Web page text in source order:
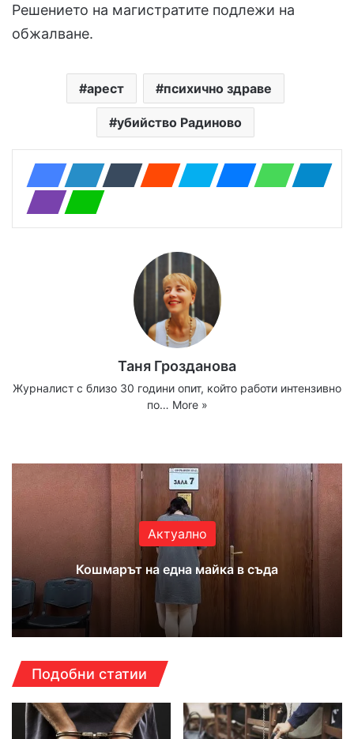
Решението на магистратите подлежи на
обжалване.
арест психично здраве
убийство Радиново
Таня Грозданова
Журналист с близо 30 години опит, който работи интензивно
по… More »
Актуално
Кошмарът на една майка в съда
Подобни статии